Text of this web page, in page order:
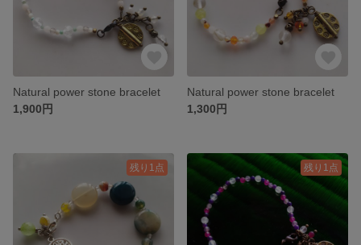
Natural power stone bracelet
1,900円
Natural power stone bracelet
1,300円
残り1点 残り1点